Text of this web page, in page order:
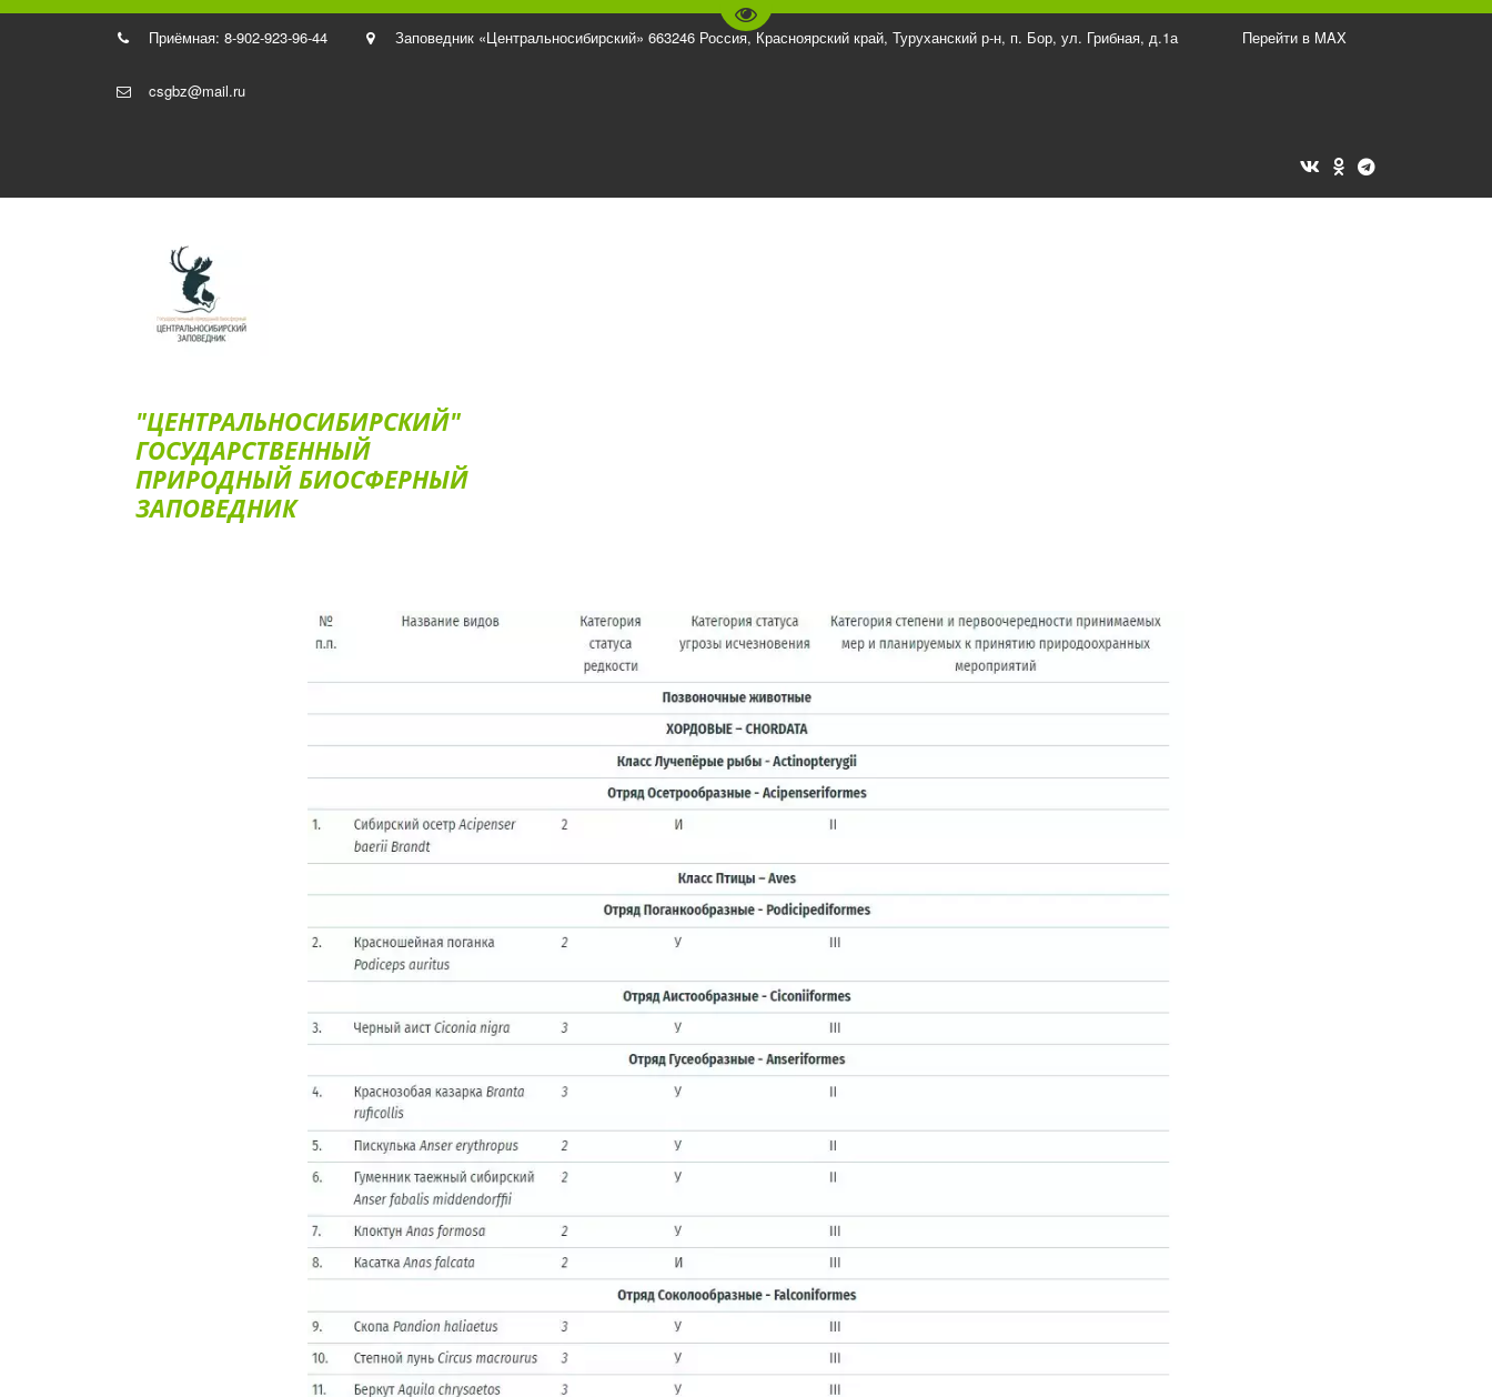
Перейти на версию для слабовидящих
Приёмная: 8-902-923-96-44 Заповедник «Центральносибирский» 663246 Россия, Красноярский край, Туруханский р-н, п. Бор, ул. Грибная, д.1а Перейти в MAX
csgbz@mail.ru
"ЦЕНТРАЛЬНОСИБИРСКИЙ"
ГОС­УДАРСТВЕННЫЙ
ПРИРОДНЫЙ БИОСФЕРНЫЙ
ЗАПОВЕДНИК